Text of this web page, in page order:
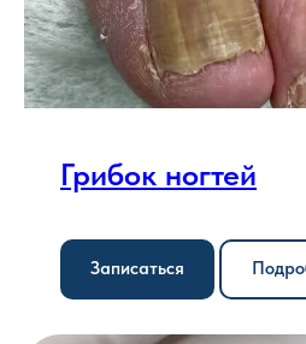
Грибок ногтей
Записаться